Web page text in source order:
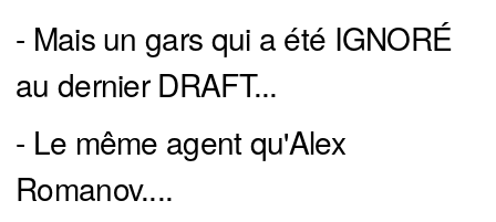
- Mais un gars qui a été IGNORÉ
au dernier DRAFT...
- Le même agent qu'Alex
Romanov....